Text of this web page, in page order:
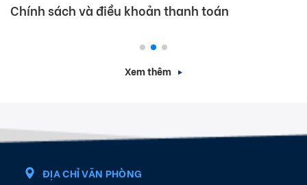
Chính sách và điều khoản thanh toán
Xem thêm
ĐỊA CHỈ VĂN PHÒNG